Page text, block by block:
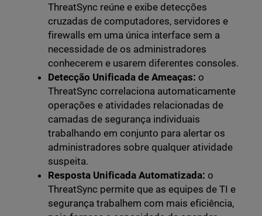
ThreatSync reúne e exibe detecções
cruzadas de computadores, servidores e
firewalls em uma única interface sem a
necessidade de os administradores
conhecerem e usarem diferentes consoles.
Detecção Unificada de Ameaças: o
ThreatSync correlaciona automaticamente
operações e atividades relacionadas de
camadas de segurança individuais
trabalhando em conjunto para alertar os
administradores sobre qualquer atividade
suspeita.
Resposta Unificada Automatizada: o
ThreatSync permite que as equipes de TI e
segurança trabalhem com mais eficiência,